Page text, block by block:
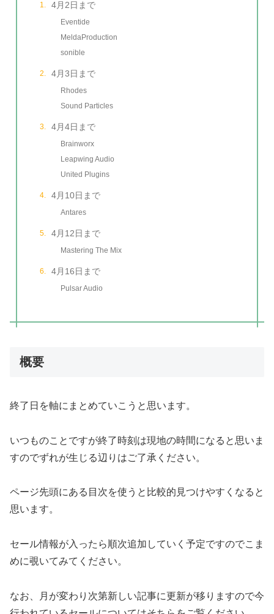
4月2日まで
Eventide
MeldaProduction
sonible
4月3日まで
Rhodes
Sound Particles
4月4日まで
Brainworx
Leapwing Audio
United Plugins
4月10日まで
Antares
4月12日まで
Mastering The Mix
4月16日まで
Pulsar Audio
概要
終了日を軸にまとめていこうと思います。
いつものことですが終了時刻は現地の時間になると思いま
すのでずれが生じる辺りはご了承ください。
ページ先頭にある目次を使うと比較的見つけやすくなると
思います。
セール情報が入ったら順次追加していく予定ですのでこま
めに覗いてみてください。
なお、月が変わり次第新しい記事に更新が移りますので今